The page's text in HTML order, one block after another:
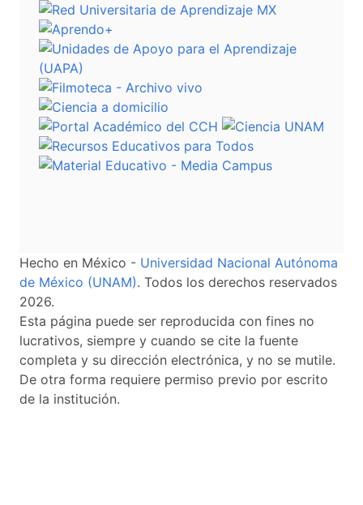
Hecho en México - Universidad Nacional Autónoma
de México (UNAM). Todos los derechos reservados
2026.
Esta página puede ser reproducida con fines no
lucrativos, siempre y cuando se cite la fuente
completa y su dirección electrónica, y no se mutile.
De otra forma requiere permiso previo por escrito
de la institución.